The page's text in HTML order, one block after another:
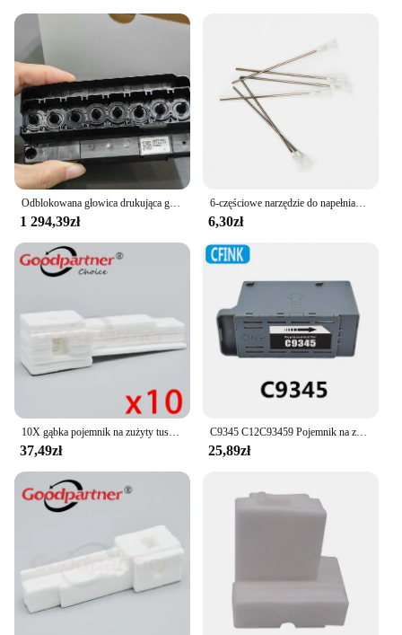
of businesses. The set's robust construction and
optimized performance ensure that your printing
processes are not only efficient but also cost-
effective. With this cassette set, you can focus on
growing your business without worrying about
frequent replacements or downtime. The set's
availability as a wholesale product ensures that
vendors and suppliers can offer a reliable and
consistent printing solution to their customers.
Odblokowana głowica drukująca głowica drukująca do Epson R1800 R2400 1800 2400 9880 4400 4800 Mutoh RJ900 DX5 na bazie wody F 158000 Głowica drukarki
1 294,39zł
6-częściowe narzędzie do napełniania atramentu 10 ml igła strzykawkowa do Epson Canon Hp Brother Ricoh CISS Tank Zestaw atramentów do napełniania wkładów do napełniania
6,30zł
10X gąbka pojemnik na zużyty tusz do EPSON L355 L210 L120 L365 L110 L111 L111 L132 L211 L220 L222 L300 L301 L360 L362 L363 L366 L455
37,49zł
C9345 C12C93459 Pojemnik na zbiornik konserwacyjny do Epson WF-7820 wf-7840 L8050 L8180 L8160 L15158 L15168 L15150 L15160 L6558 6578 st-c8000
25,89zł